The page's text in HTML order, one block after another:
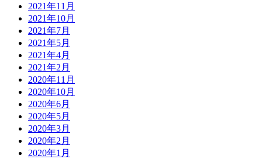
2021年11月
2021年10月
2021年7月
2021年5月
2021年4月
2021年2月
2020年11月
2020年10月
2020年6月
2020年5月
2020年3月
2020年2月
2020年1月